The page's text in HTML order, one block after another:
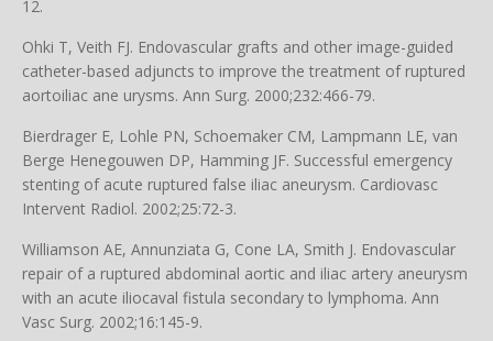
12.
Ohki T, Veith FJ. Endovascular grafts and other image-guided
catheter-based adjuncts to improve the treatment of ruptured
aortoiliac ane urysms. Ann Surg. 2000;232:466-79.
Bierdrager E, Lohle PN, Schoemaker CM, Lampmann LE, van
Berge Henegouwen DP, Hamming JF. Successful emergency
stenting of acute ruptured false iliac aneurysm. Cardiovasc
Intervent Radiol. 2002;25:72-3.
Williamson AE, Annunziata G, Cone LA, Smith J. Endovascular
repair of a ruptured abdominal aortic and iliac artery aneurysm
with an acute iliocaval fistula secondary to lymphoma. Ann
Vasc Surg. 2002;16:145-9.